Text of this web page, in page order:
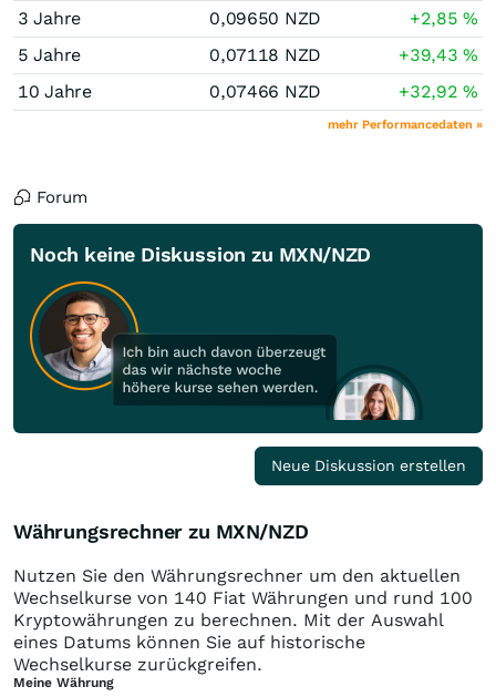
3 Jahre 0,09650 NZD +2,85%
5 Jahre
0,07118 NZD +39,43%
10 Jahre
0,07466 NZD +32,92%
mehr Performancedaten »
Forum
Noch keine Diskussion zu MXN/NZD
Neue Diskussion erstellen
Währungsrechner zu MXN/NZD
Nutzen Sie den Währungsrechner um den aktuellen
Wechselkurse von 140 Fiat Währungen und rund 100
Kryptowährungen zu berechnen. Mit der Auswahl
eines Datums können Sie auf historische
Wechselkurse zurückgreifen.
Meine Währung